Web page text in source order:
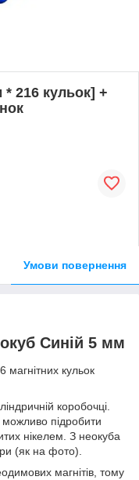
216 кульок] +
Умови повернення
Синій 5 мм
кульок
коробочці.
можливо підробити
нікелем. З неокуба
(як на фото).
магнітів, тому